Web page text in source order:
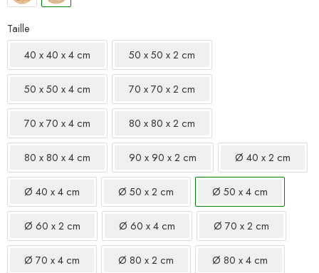
Taille
40 x 40 x 4 cm
50 x 50 x 2 cm
50 x 50 x 4 cm 70 x 70 x 2 cm
70 x 70 x 4 cm 80 x 80 x 2 cm
80 x 80 x 4 cm 90 x 90 x 2 cm Ø 40 x 2 cm
Ø 40 x 4 cm Ø 50 x 2 cm Ø 50 x 4 cm
Ø 60 x 2 cm Ø 60 x 4 cm Ø 70 x 2 cm
Ø 70 x 4 cm Ø 80 x 2 cm Ø 80 x 4 cm